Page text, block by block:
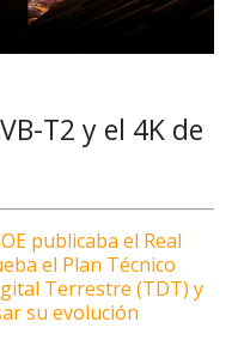
T2 y el 4K de
publicaba el Real
el Plan Técnico
Terrestre (TDT) y
su evolución